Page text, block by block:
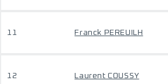
11 Franck PEREUILH
12 Laurent COUSSY